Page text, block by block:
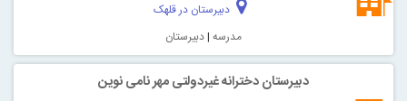
دبیرستان در قلهک
مدرسه |دبیرستان
دبیرستان دخترانه غیردولتی مهر نامی نوین